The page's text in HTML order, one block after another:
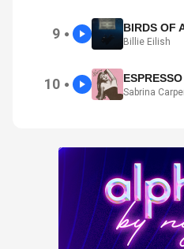
9 ● BIRDS OF
Billie Eilish
10 ● ESPRESSO
Sabrina